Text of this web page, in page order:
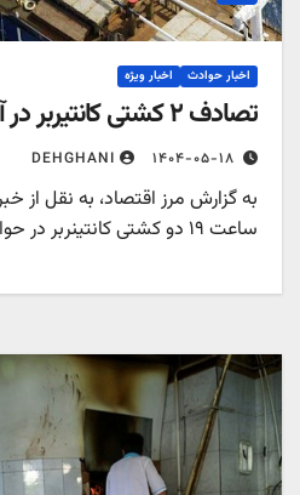
اخبار حوادث اخبار ویژه
تصادف ۲ کشتی کانتیربر در آب‌های خلیج فارس
۱۴۰۴-۰۵-۱۸ DEHGHANI
به گزارش مرز اقتصاد، به نقل از
ساعت ۱۹ دو کشتی کانتینربر در حوالی آب‌های جزیره…